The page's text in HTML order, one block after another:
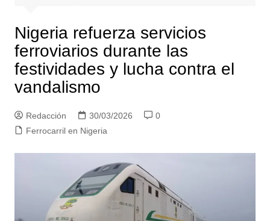
Nigeria refuerza servicios
ferroviarios durante las
festividades y lucha contra el
vandalismo
Redacción 30/03/2026
0
Ferrocarril en Nigeria